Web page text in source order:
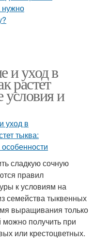
и уход в
растет
и
сладкую сочную
правил
к условиям на
семейства тыквенных
выращивания только
получить при
или крестоцветных.